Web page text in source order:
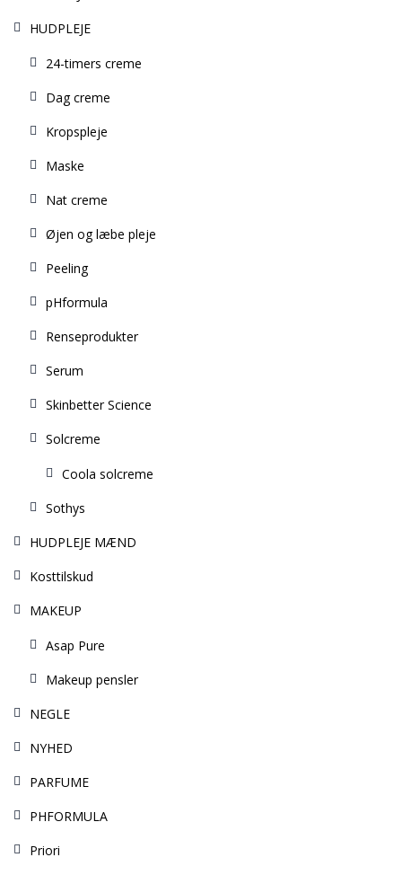
HUDPLEJE
24-timers creme
Dag creme
Kropspleje
Maske
Nat creme
Øjen og læbe pleje
Peeling
pHformula
Renseprodukter
Serum
Skinbetter Science
Solcreme
Coola solcreme
Sothys
HUDPLEJE MÆND
Kosttilskud
MAKEUP
Asap Pure
Makeup pensler
NEGLE
NYHED
PARFUME
PHFORMULA
Priori